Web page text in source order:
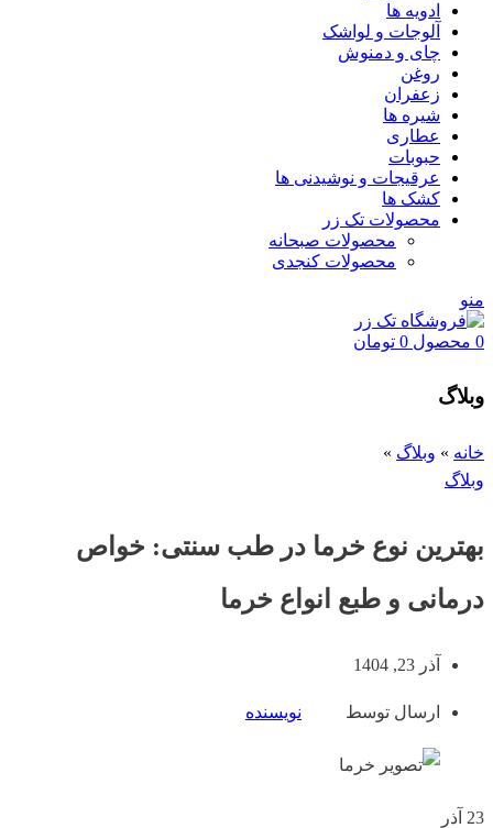
ادویه ها
آلوجات و لواشک
چای و دمنوش
روغن
زعفران
شیره ها
عطاری
حبوبات
عرقیجات و نوشیدنی ها
کشک ها
محصولات تک زر
محصولات صبحانه
محصولات کنجدی
منو
0 محصول 0 تومان
وبلاگ
خانه » وبلاگ »
وبلاگ
بهترین نوع خرما در طب سنتی: خواص
درمانی و طبع انواع خرما
آذر 23, 1404
ارسال توسط نویسنده
23 آذر